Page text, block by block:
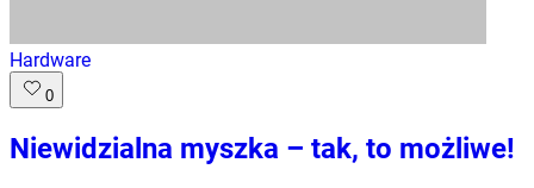
Hardware
0
Niewidzialna myszka – tak, to możliwe!